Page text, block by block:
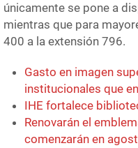
únicamente se pone a
mientras que para
400 a la extensión 796.
Gasto en imagen
institucionales que
IHE fortalece
Renovarán el
comenzarán en